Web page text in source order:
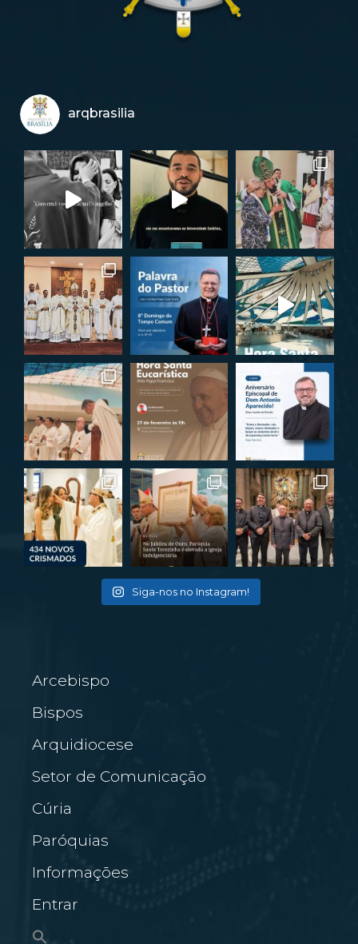
arqbrasilia
Siga-nos no Instagram!
Arcebispo
Bispos
Arquidiocese
Setor de Comunicação
Cúria
Paróquias
Informações
Entrar